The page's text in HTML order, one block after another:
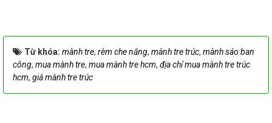
Từ khóa: mành tre, rèm che nắng, mành tre trúc, mành sáo ban
công, mua mành tre, mua mành tre hcm, địa chỉ mua mành tre trúc
hcm, giá mành tre trúc